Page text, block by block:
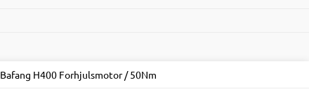
Bafang H400 Forhjulsmotor / 50Nm